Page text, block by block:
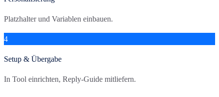
Platzhalter und Variablen einbauen.
4
Setup & Übergabe
In Tool einrichten, Reply-Guide mitliefern.